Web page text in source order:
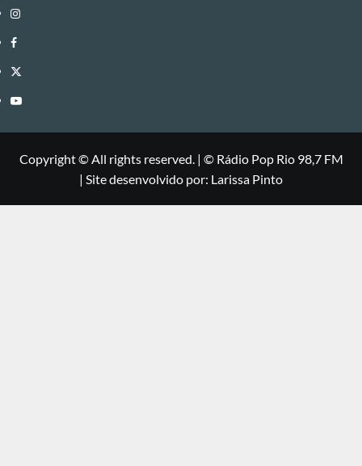
Instagram
Facebook
Twitter
Youtube
Copyright © All rights reserved. | ©Rádio Pop Rio 98,7 FM
| Site desenvolvido por: Larissa Pinto